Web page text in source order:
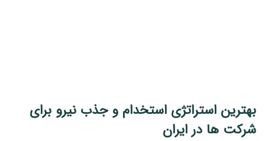
بهترین استراتژی‌ استخدام و جذب نیرو برای
شرکت‌ ها در ایران